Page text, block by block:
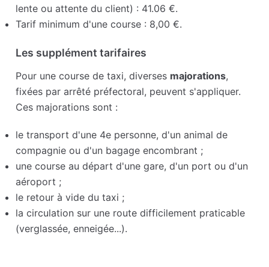
lente ou attente du client) : 41.06 €.
Tarif minimum d'une course : 8,00 €.
Les supplément tarifaires
Pour une course de taxi, diverses majorations,
fixées par arrêté préfectoral, peuvent s'appliquer.
Ces majorations sont :
le transport d'une 4e personne, d'un animal de
compagnie ou d'un bagage encombrant ;
une course au départ d'une gare, d'un port ou d'un
aéroport ;
le retour à vide du taxi ;
la circulation sur une route difficilement praticable
(verglassée, enneigée...).